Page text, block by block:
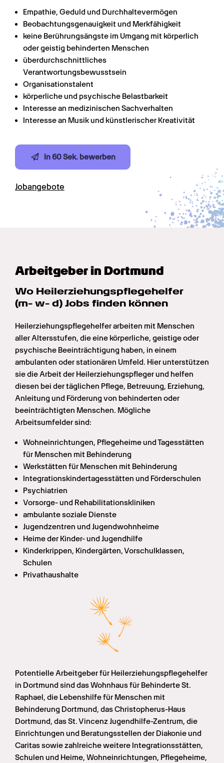
Empathie, Geduld und Durchhaltevermögen
Beobachtungsgenauigkeit und Merkfähigkeit
keine Berührungsängste im Umgang mit körperlich
oder geistig behinderten Menschen
überdurchschnittliches
Verantwortungsbewusstsein
Organisationstalent
körperliche und psychische Belastbarkeit
Interesse an medizinischen Sachverhalten
Interesse an Musik und künstlerischer Kreativität
In 60 Sek. bewerben
Jobangebote
Arbeitgeber in Dortmund
Wo Heilerziehungs­pflege­helfer
(m- w- d) Jobs finden können
Heilerziehungspflegehelfer arbeiten mit Menschen
aller Altersstufen, die eine körperliche, geistige oder
psychische Beeinträchtigung haben, in einem
ambulanten oder stationären Umfeld. Hier unterstützen
sie die Arbeit der Heilerziehungspfleger und helfen
diesen bei der täglichen Pflege, Betreuung, Erziehung,
Anleitung und Förderung von behinderten oder
beeinträchtigten Menschen. Mögliche
Arbeitsumfelder sind:
Wohneinrichtungen, Pflegeheime und Tagesstätten
für Menschen mit Behinderung
Werkstätten für Menschen mit Behinderung
Integrationskindertagesstätten und Förderschulen
Psychiatrien
Vorsorge- und Rehabilitationskliniken
ambulante soziale Dienste
Jugendzentren und Jugendwohnheime
Heime der Kinder- und Jugendhilfe
Kinderkrippen, Kindergärten, Vorschulklassen,
Schulen
Privathaushalte
Potentielle Arbeitgeber für Heilerziehungspflegehelfer
in Dortmund sind das Wohnhaus für Behinderte St.
Raphael, die Lebenshilfe für Menschen mit
Behinderung Dortmund, das Christopherus-Haus
Dortmund, das St. Vincenz Jugendhilfe-Zentrum, die
Einrichtungen und Beratungsstellen der Diakonie und
Caritas sowie zahlreiche weitere Integrationsstätten,
Schulen und Heime, Wohneinrichtungen, Pflegeheime,